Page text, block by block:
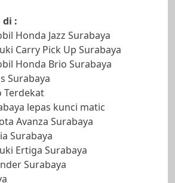
:
Honda Jazz Surabaya
Carry Pick Up Surabaya
Honda Brio Surabaya
Surabaya
Terdekat
lepas kunci matic
Avanza Surabaya
Surabaya
Ertiga Surabaya
Surabaya